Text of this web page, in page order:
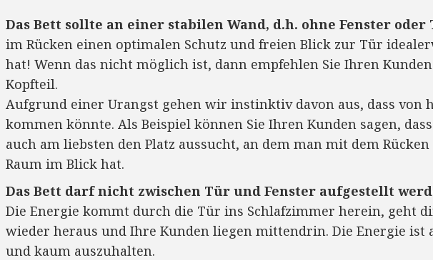
Das Bett sollte an einer stabilen Wand, d.h. ohne Fenster oder
im Rücken einen optimalen Schutz und freien Blick zur Tür
hat! Wenn das nicht möglich ist, dann empfehlen Sie Ihren
Kopfteil.
Aufgrund einer Urangst gehen wir instinktiv davon aus, dass von
kommen könnte. Als Beispiel können Sie Ihren Kunden sagen,
auch am liebsten den Platz aussucht, an dem man mit dem
Raum im Blick hat.
Das Bett darf nicht zwischen Tür und Fenster aufgestellt
Die Energie kommt durch die Tür ins Schlafzimmer herein, geht
wieder heraus und Ihre Kunden liegen mittendrin. Die Energie ist
und kaum auszuhalten.